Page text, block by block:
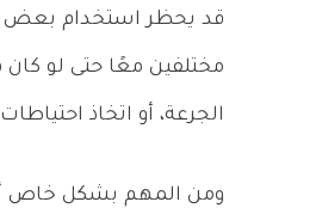
قد يحظر استخدام بعض
مختلفين معًا حتى لو كان
الجرعة، أو اتخاذ
ومن المهم بشكل خاص أن